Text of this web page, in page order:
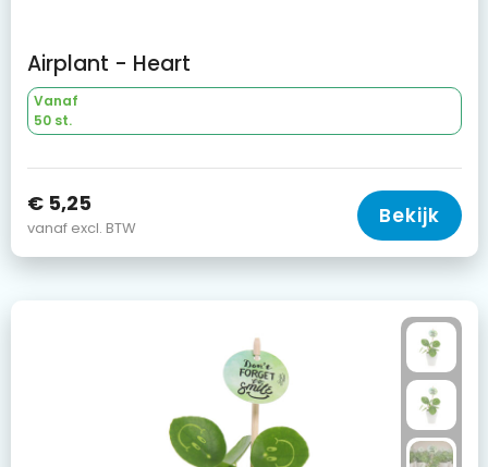
Airplant - Heart
Vanaf
50 st.
€ 5,25
vanaf excl. BTW Bekijk